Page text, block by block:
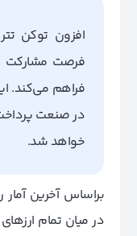
افزون توکن
فرصت مشارکت
فراهم می‌کند.
در صنعت
خواهد شد.
در میان تمام